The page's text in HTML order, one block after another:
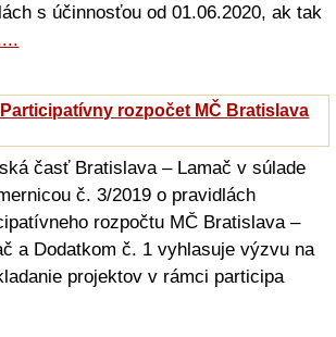
s účinnosťou od 01.06.2020, ak tak
Participatívny rozpočet MČ Bratislava
časť Bratislava – Lamač v súlade
č. 3/2019 o pravidlách
rozpočtu MČ Bratislava –
a Dodatkom č. 1 vyhlasuje výzvu na
projektov v rámci participa